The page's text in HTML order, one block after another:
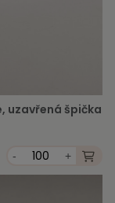
uzavřená špička
- +